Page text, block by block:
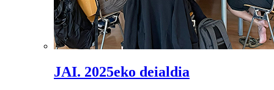
JAI. 2025eko deialdia